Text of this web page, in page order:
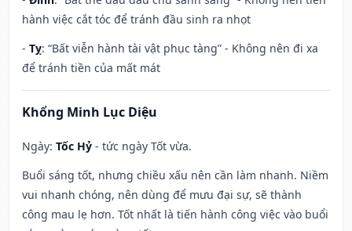
hành việc cắt tóc để tránh đầu sinh ra nhọt
- Tỵ: “Bất viễn hành tài vật phục tàng” - Không nên đi xa
để tránh tiền của mất mát
Khổng Minh Lục Diệu
Ngày: Tốc Hỷ - tức ngày Tốt vừa.
Buổi sáng tốt, nhưng chiều xấu nên cần làm nhanh. Niềm
vui nhanh chóng, nên dùng để mưu đại sự, sẽ thành
công mau lẹ hơn. Tốt nhất là tiến hành công việc vào buổi